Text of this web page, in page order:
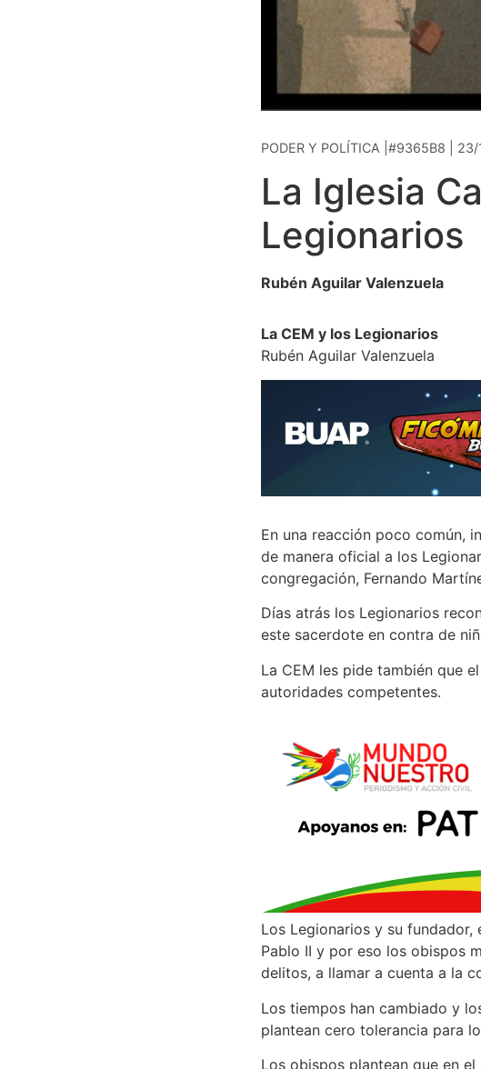
PODER Y POLÍTICA |#9365B8 |
La Iglesia
Legionarios
Rubén Aguilar Valenzuela
La CEM y los Legionarios
Rubén Aguilar Valenzuela
En una reacción poco común,
de manera oficial a los
congregación, Fernando
Días atrás los Legionarios
este sacerdote en contra de
La CEM les pide también que
autoridades competentes.
Los Legionarios y su
Pablo II y por eso los obispos
delitos, a llamar a cuenta a la
Los tiempos han cambiado y
plantean cero tolerancia para
Los obispos plantean que en